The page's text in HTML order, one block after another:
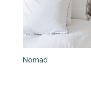
Nomad